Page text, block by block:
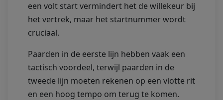
een volt start vermindert het de willekeur bij
het vertrek, maar het startnummer wordt
cruciaal.
Paarden in de eerste lijn hebben vaak een
tactisch voordeel, terwijl paarden in de
tweede lijn moeten rekenen op een vlotte rit
en een hoog tempo om terug te komen.